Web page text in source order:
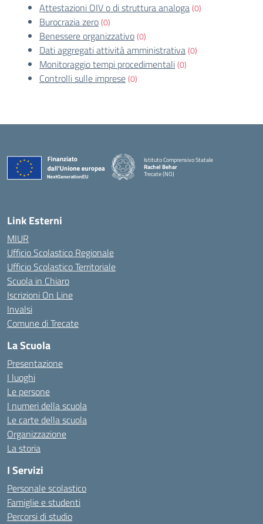
Attestazioni OIV o di struttura analoga(0)
Burocrazia zero(0)
Benessere organizzativo(0)
Dati aggregati attività amministrativa(0)
Monitoraggio tempi procedimentali(0)
Controlli sulle imprese(0)
Istituto Comprensivo Statale
Rachel Behar
Trecate (NO)
Link Esterni
MIUR
Ufficio Scolastico Regionale
Ufficio Scolastico Territoriale
Scuola in Chiaro
Iscrizioni On Line
Invalsi
Comune di Trecate
La Scuola
Presentazione
I luoghi
Le persone
I numeri della scuola
Le carte della scuola
Organizzazione
La storia
I Servizi
Personale scolastico
Famiglie e studenti
Percorsi di studio